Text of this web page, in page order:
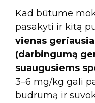
Kad būtume
pasakyti ir kitą
vienas
(darbingumą
suaugusiems
3–6 mg/kg gali
budrumą ir